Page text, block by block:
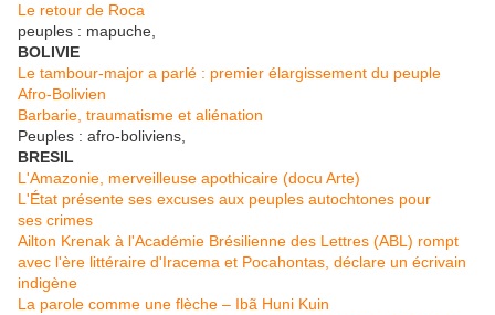
Le retour de Roca
peuples : mapuche,
BOLIVIE
Le tambour-major a parlé : premier élargissement du peuple
Afro-Bolivien
Barbarie, traumatisme et aliénation
Peuples : afro-boliviens,
BRESIL
L'Amazonie, merveilleuse apothicaire (docu Arte)
L'État présente ses excuses aux peuples autochtones pour
ses crimes
Ailton Krenak à l'Académie Brésilienne des Lettres (ABL) rompt
avec l'ère littéraire d'Iracema et Pocahontas, déclare un écrivain
indigène
La parole comme une flèche – Ibã Huni Kuin